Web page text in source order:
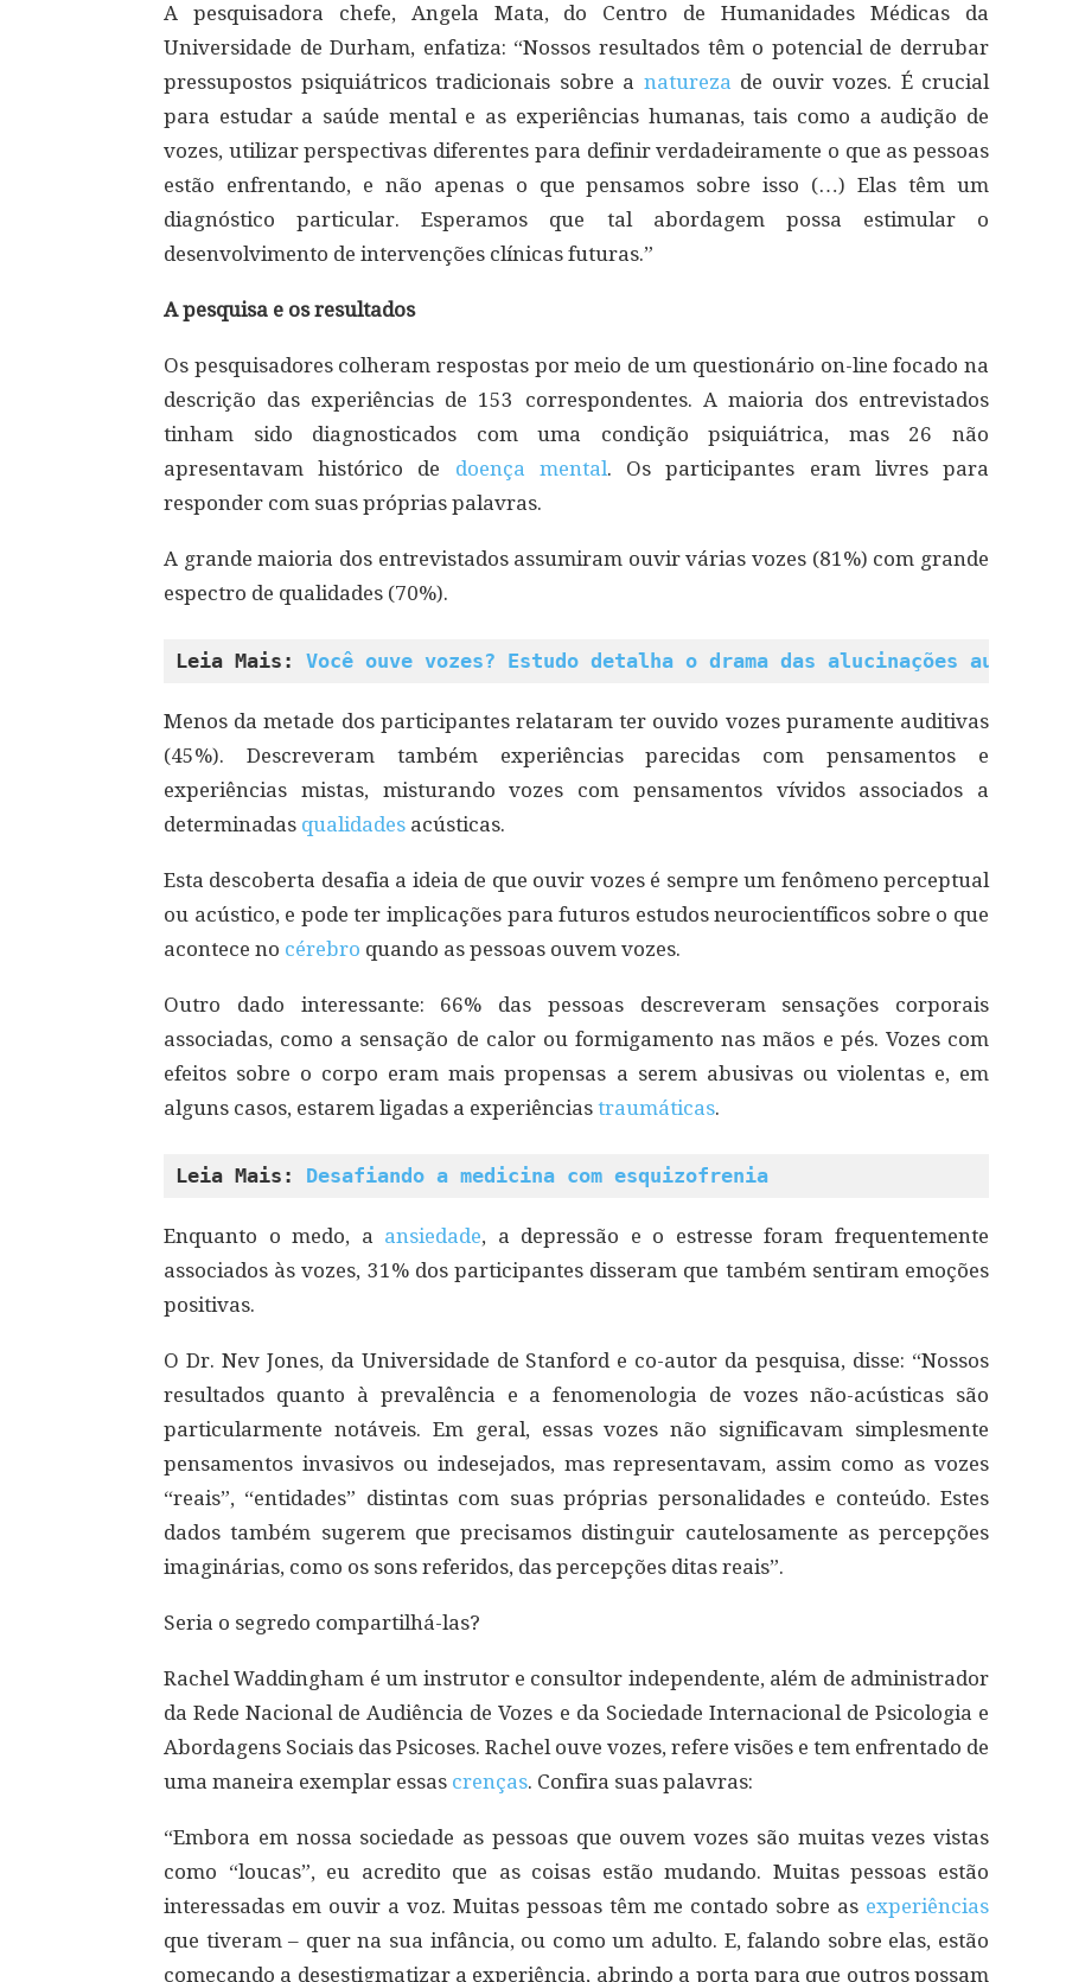
A pesquisadora chefe, Angela Mata, do Centro de Humanidades Médicas da
Universidade de Durham, enfatiza: “Nossos resultados têm o potencial de derrubar
pressupostos psiquiátricos tradicionais sobre a natureza de ouvir vozes. É crucial
para estudar a saúde mental e as experiências humanas, tais como a audição de
vozes, utilizar perspectivas diferentes para definir verdadeiramente o que as pessoas
estão enfrentando, e não apenas o que pensamos sobre isso (…) Elas têm um
diagnóstico particular. Esperamos que tal abordagem possa estimular o
desenvolvimento de intervenções clínicas futuras.”
A pesquisa e os resultados
Os pesquisadores colheram respostas por meio de um questionário on-line focado na
descrição das experiências de 153 correspondentes. A maioria dos entrevistados
tinham sido diagnosticados com uma condição psiquiátrica, mas 26 não
apresentavam histórico de doença mental. Os participantes eram livres para
responder com suas próprias palavras.
A grande maioria dos entrevistados assumiram ouvir várias vozes (81%) com grande
espectro de qualidades (70%).
Leia Mais: Você ouve vozes? Estudo detalha o drama das alucinações auditivas
Menos da metade dos participantes relataram ter ouvido vozes puramente auditivas
(45%). Descreveram também experiências parecidas com pensamentos e
experiências mistas, misturando vozes com pensamentos vívidos associados a
determinadas qualidades acústicas.
Esta descoberta desafia a ideia de que ouvir vozes é sempre um fenômeno perceptual
ou acústico, e pode ter implicações para futuros estudos neurocientíficos sobre o que
acontece no cérebro quando as pessoas ouvem vozes.
Outro dado interessante: 66% das pessoas descreveram sensações corporais
associadas, como a sensação de calor ou formigamento nas mãos e pés. Vozes com
efeitos sobre o corpo eram mais propensas a serem abusivas ou violentas e, em
alguns casos, estarem ligadas a experiências traumáticas.
Leia Mais: Desafiando a medicina com esquizofrenia
Enquanto o medo, a ansiedade, a depressão e o estresse foram frequentemente
associados às vozes, 31% dos participantes disseram que também sentiram emoções
positivas.
O Dr. Nev Jones, da Universidade de Stanford e co-autor da pesquisa, disse: “Nossos
resultados quanto à prevalência e a fenomenologia de vozes não-acústicas são
particularmente notáveis. Em geral, essas vozes não significavam simplesmente
pensamentos invasivos ou indesejados, mas representavam, assim como as vozes
“reais”, “entidades” distintas com suas próprias personalidades e conteúdo. Estes
dados também sugerem que precisamos distinguir cautelosamente as percepções
imaginárias, como os sons referidos, das percepções ditas reais”.
Seria o segredo compartilhá-las?
Rachel Waddingham é um instrutor e consultor independente, além de administrador
da Rede Nacional de Audiência de Vozes e da Sociedade Internacional de Psicologia e
Abordagens Sociais das Psicoses. Rachel ouve vozes, refere visões e tem enfrentado de
uma maneira exemplar essas crenças. Confira suas palavras:
“Embora em nossa sociedade as pessoas que ouvem vozes são muitas vezes vistas
como “loucas”, eu acredito que as coisas estão mudando. Muitas pessoas estão
interessadas em ouvir a voz. Muitas pessoas têm me contado sobre as experiências
que tiveram – quer na sua infância, ou como um adulto. E, falando sobre elas, estão
começando a desestigmatizar a experiência, abrindo a porta para que outros possam